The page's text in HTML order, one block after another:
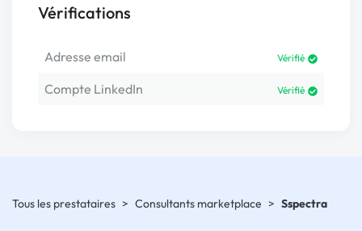
Vérifications
Adresse email Vérifié
Compte LinkedIn Vérifié
Tous les prestataires > Consultants marketplace > Sspectra